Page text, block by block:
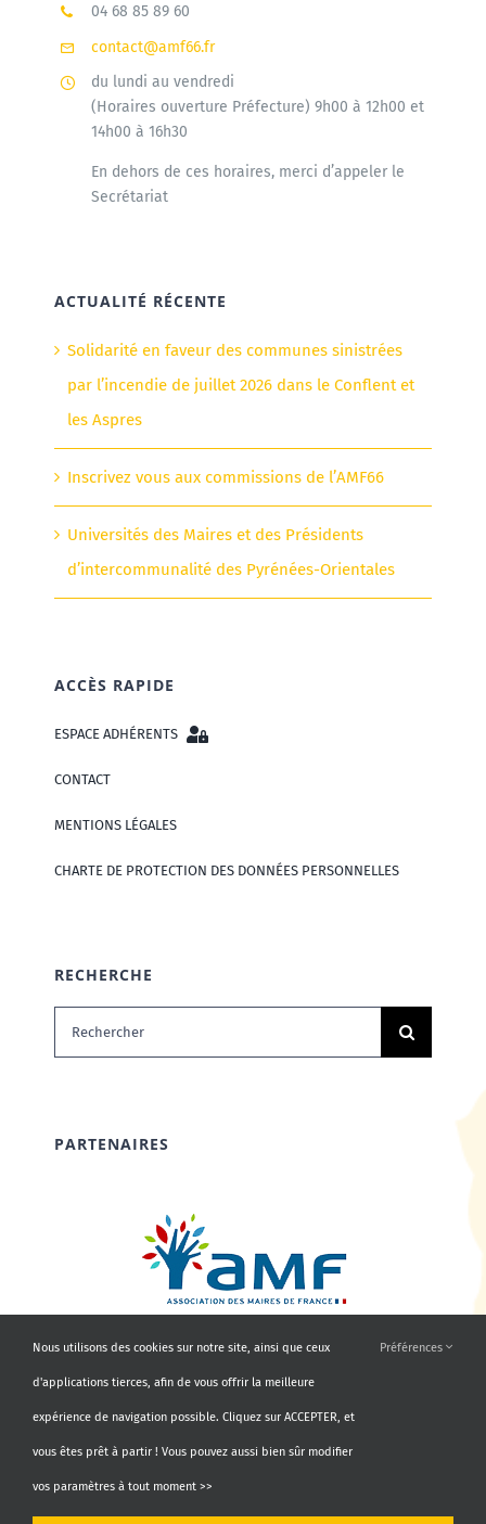
04 68 85 89 60
contact@amf66.fr
du lundi au vendredi
(Horaires ouverture Préfecture) 9h00 à 12h00 et
14h00 à 16h30
En dehors de ces horaires, merci d’appeler le
Secrétariat
ACTUALITÉ RÉCENTE
Solidarité en faveur des communes sinistrées
par l’incendie de juillet 2026 dans le Conflent et
les Aspres
Inscrivez vous aux commissions de l’AMF66
Universités des Maires et des Présidents
d’intercommunalité des Pyrénées-Orientales
ACCÈS RAPIDE
ESPACE ADHÉRENTS
CONTACT
MENTIONS LÉGALES
CHARTE DE PROTECTION DES DONNÉES PERSONNELLES
RECHERCHE
Rechercher:
PARTENAIRES
Nous utilisons des cookies sur notre site, ainsi que ceux
d'applications tierces, afin de vous offrir la meilleure
expérience de navigation possible. Cliquez sur ACCEPTER, et
vous êtes prêt à partir ! Vous pouvez aussi bien sûr modifier
vos paramètres à tout moment >>
Préférences